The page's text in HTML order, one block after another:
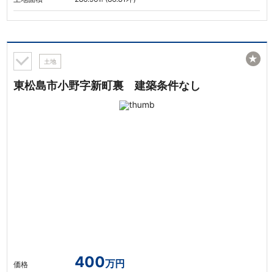
土地
東松島市小野字新町裏 建築条件なし
価格 400万円
★